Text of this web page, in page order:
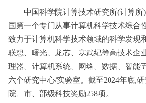
中国科学院计算技术研究所(计算所
国第一个专门从事计算机科学技术综合
致力于计算机科学技术领域的科学发现
联想、曙光、龙芯、寒武纪等高技术企
理器、计算机系统、网络、数据、智能
六个研究中心/实验室。截至2024年底,研
院、市、部级科技奖励258项。